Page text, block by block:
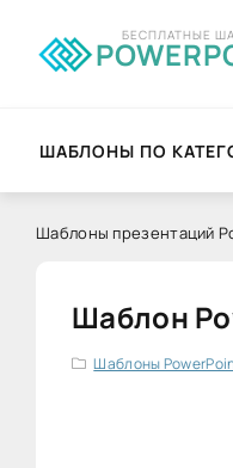
БЕСПЛАТНЫЕ
ШАБЛОНЫ ПО
Шаблоны презентаций
Шаблон
Шаблоны